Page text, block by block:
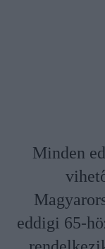
Minden
eddigi 65-